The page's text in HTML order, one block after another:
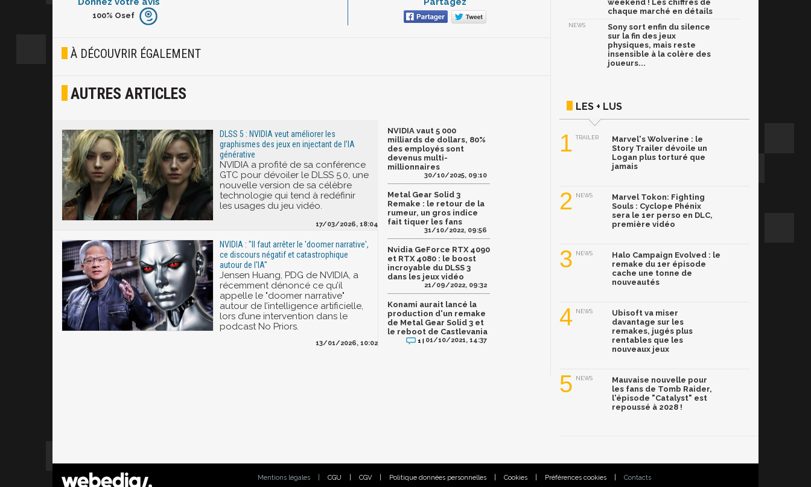
Furieux
Joyeux
100% Osef
À DÉCOUVRIR ÉGALEMENT
AUTRES ARTICLES
DLSS 5 : NVIDIA veut améliorer les
graphismes des jeux en injectant de l’IA
générative
NVIDIA a profité de sa conférence
GTC pour dévoiler le DLSS 5.0, une
nouvelle version de sa célèbre
technologie qui tend à redéfinir
les usages du jeu vidéo.
17/03/2026, 18:04
NVIDIA : "Il faut arrêter le 'doomer narrative',
ce discours négatif et catastrophique
autour de l'IA"
Jensen Huang, PDG de NVIDIA, a
récemment dénoncé ce qu’il
appelle le "doomer narrative"
autour de l’intelligence artificielle,
lors d’une intervention dans le
podcast No Priors.
13/01/2026, 10:02
NVIDIA vaut 5 000
milliards de dollars, 80%
des employés sont
devenus multi-
millionnaires
30/10/2025, 09:10
Metal Gear Solid 3
Remake : le retour de la
rumeur, un gros indice
fait tiquer les fans
31/10/2022, 09:56
Nvidia GeForce RTX 4090
et RTX 4080 : le boost
incroyable du DLSS 3
dans les jeux vidéo
21/09/2022, 09:32
Konami aurait lancé la
production d'un remake
de Metal Gear Solid 3 et
le reboot de Castlevania
1 | 01/10/2021, 14:37
weekend ! Les chiffres de
chaque marché en détails
NEWS
Sony sort enfin du silence
sur la fin des jeux
physiques, mais reste
insensible à la colère des
joueurs...
LES + LUS
1 TRAILER
Marvel's Wolverine : le
Story Trailer dévoile un
Logan plus torturé que
jamais
2 NEWS
Marvel Tokon: Fighting
Souls : Cyclope Phénix
sera le 1er perso en DLC,
première vidéo
3 NEWS
Halo Campaign Evolved : le
remake du 1er épisode
cache une tonne de
nouveautés
4 NEWS
Ubisoft va miser
davantage sur les
remakes, jugés plus
rentables que les
nouveaux jeux
5 NEWS
Mauvaise nouvelle pour
les fans de Tomb Raider,
l'épisode "Catalyst" est
repoussé à 2028 !
Mentions légales CGU CGV Politique données personnelles Cookies Préférences cookies Contacts